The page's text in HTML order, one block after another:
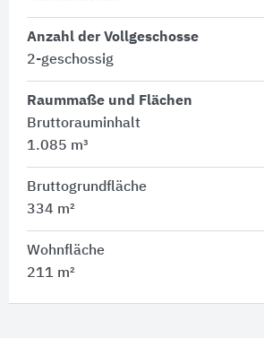
Anzahl der Vollgeschosse
2-geschossig
Raummaße und Flächen
Bruttorauminhalt
1.085 m³
Bruttogrundfläche
334 m²
Wohnfläche
211 m²